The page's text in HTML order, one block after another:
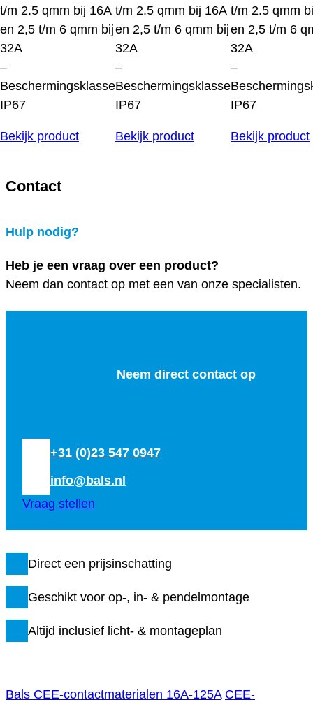
t/m 2.5 qmm bij 16A
en 2,5 t/m 6 qmm bij
32A
–
Beschermingsklasse
IP67
Bekijk product
t/m 2.5 qmm bij 16A
en 2,5 t/m 6 qmm bij
32A
–
Beschermingsklasse
IP67
Bekijk product
t/m 2.5 qmm
en 2,5 t/m 6
32A
–
IP67
Bekijk product
Contact
Hulp nodig?
Heb je een vraag over een product?
Neem dan contact op met een van onze specialisten.
Neem direct contact op
+31 (0)23 547 0947
info@bals.nl
Vraag stellen
Direct een prijsinschatting
Geschikt voor op-, in- & pendelmontage
Altijd inclusief licht- & montageplan
Bals CEE-contactmaterialen 16A-125A CEE-